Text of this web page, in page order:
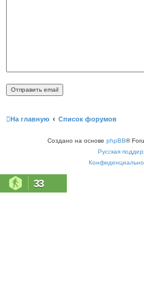
На главную Список форумов
Создано на основе phpBB®
Русская
33